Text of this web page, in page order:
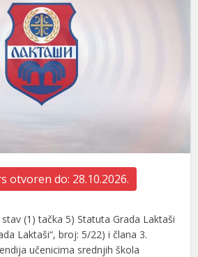
otvoren do: 28.10.2026.
(1) tačka 5) Statuta Grada Laktaši
Laktaši“, broj: 5/22) i člana 3.
učenicima srednjih škola